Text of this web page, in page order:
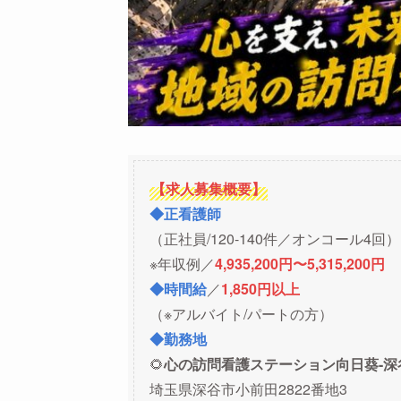
【求人募集概要】
◆正看護師
（正社員/120-140件／オンコール4回）
※年収例／4,935,200円〜5,315,200円
◆時間給／1,850円以上
（※アルバイト/パートの方）
◆勤務地
🌻心の訪問看護ステーション向日葵-深
埼玉県深谷市小前田2822番地3